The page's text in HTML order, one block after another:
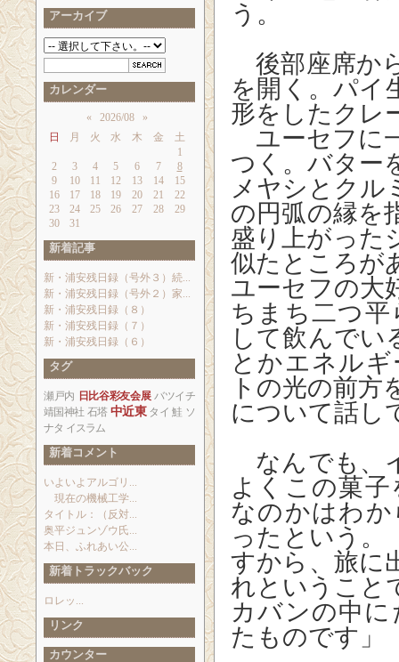
う。
後部座席か
を開く。パイ
形をしたクレ
ユーセフに
つく。バター
メヤシとクル
の円弧の縁を
盛り上がった
似たところが
ユーセフの大
ちまち二つ
して飲んでい
とかエネル
トの光の前
について話し
なんでも、
よくこの菓
なのかはわ
ったという。
すから、旅に
れということ
カバンの中
たものです」
アーカイブ
カレンダー
« 2026/08
»
日
月 火 水 木 金
土
1
2
3 4 5 6 7
8
9
10 11 12 13 14
15
16
17 18 19 20 21
22
23
24 25 26 27 28
29
30
31
新着記事
新・浦安残日録（号外３）続...
新・浦安残日録（号外２）家...
新・浦安残日録（８）
新・浦安残日録（７）
新・浦安残日録（６）
タグ
瀬戸内 日比谷彩友会展 バツイチ
靖国神社 石塔 中近東 タイ 鮭 ソ
ナタ イスラム
新着コメント
いよいよアルゴリ...
現在の機械工学...
タイトル：（反対...
奥平ジュンゾウ氏...
本日、ふれあい公...
新着トラックバック
ロレッ...
リンク
カウンター